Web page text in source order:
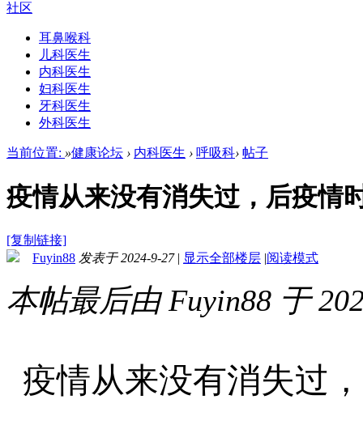
社区
耳鼻喉科
儿科医生
内科医生
妇科医生
牙科医生
外科医生
当前位置: »健康论坛 › 内科医生 › 呼吸科› 帖子
疫情从来没有消失过，后疫情
[复制链接]
Fuyin88 发表于 2024-9-27 | 显示全部楼层 |阅读模式
本帖最后由 Fuyin88 于
疫情从来没有消失过